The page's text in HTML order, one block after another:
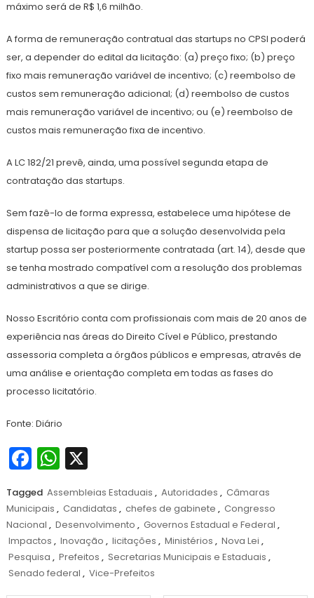
máximo será de R$ 1,6 milhão.
A forma de remuneração contratual das startups no CPSI poderá
ser, a depender do edital da licitação: (a) preço fixo; (b) preço
fixo mais remuneração variável de incentivo; (c) reembolso de
custos sem remuneração adicional; (d) reembolso de custos
mais remuneração variável de incentivo; ou (e) reembolso de
custos mais remuneração fixa de incentivo.
A LC 182/21 prevê, ainda, uma possível segunda etapa de
contratação das startups.
Sem fazê-lo de forma expressa, estabelece uma hipótese de
dispensa de licitação para que a solução desenvolvida pela
startup possa ser posteriormente contratada (art. 14), desde que
se tenha mostrado compatível com a resolução dos problemas
administrativos a que se dirige.
Nosso Escritório conta com profissionais com mais de 20 anos de
experiência nas áreas do Direito Cível e Público, prestando
assessoria completa a órgãos públicos e empresas, através de
uma análise e orientação completa em todas as fases do
processo licitatório.
Fonte: Diário
Facebook
WhatsApp
X
Tagged Assembleias Estaduais , Autoridades , Câmaras
Municipais , Candidatas , chefes de gabinete , Congresso
Nacional , Desenvolvimento , Governos Estadual e Federal ,
Impactos , Inovação , licitações , Ministérios , Nova Lei ,
Pesquisa , Prefeitos , Secretarias Municipais e Estaduais ,
Senado federal , Vice-Prefeitos